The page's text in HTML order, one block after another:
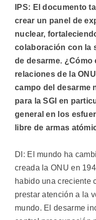
IPS: El documento
crear un panel de
nuclear,
colaboración con la
de desarme.
relaciones de la
campo del desarme
para la SGI en
general en los
libre de armas
DI: El mundo ha
creada la ONU en
habido una creciente
prestar atención a la
mundo. El desarme